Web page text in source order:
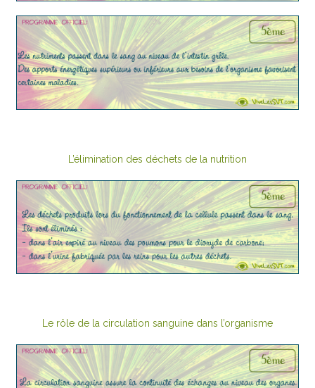
L’élimination des déchets de la nutrition
Le rôle de la circulation sanguine dans l’organisme